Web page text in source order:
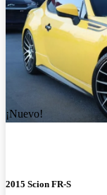
¡Nuevo!
2015 Scion FR-S